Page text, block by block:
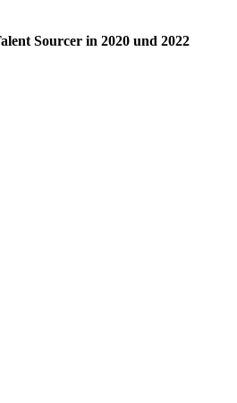
Sourcer in 2020 und 2022